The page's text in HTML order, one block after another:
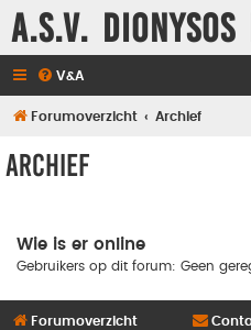
A.S.V. Dionysos
V&A
Forumoverzicht Archief
Archief
Wie is er online
Gebruikers op dit forum: Geen
Forumoverzicht